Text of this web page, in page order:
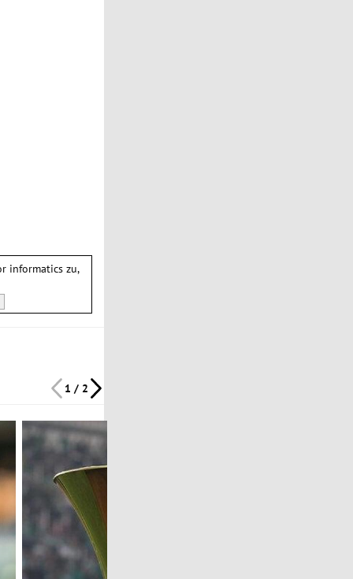
informaticszu,
1 / 2